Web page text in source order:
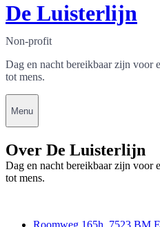
De Luisterlijn
Non-profit
Dag en nacht bereikbaar zijn voor
tot mens.
Menu
Over De Luisterlijn
Dag en nacht bereikbaar zijn voor
tot mens.
Roomweg 165h, 7523 BM